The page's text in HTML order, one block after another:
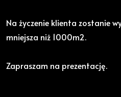
Na życzenie klienta zostanie
mniejsza niż 1000m2.
Zapraszam na prezentację.